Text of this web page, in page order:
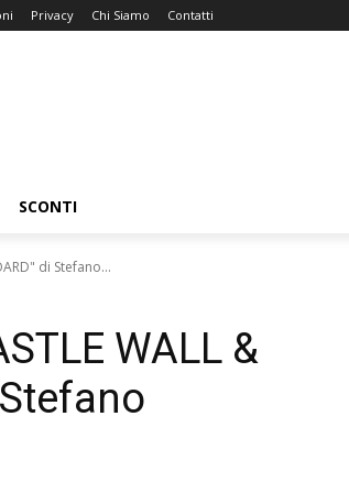
Privacy Chi Siamo Contatti
SCONTI
di Stefano...
WALL &